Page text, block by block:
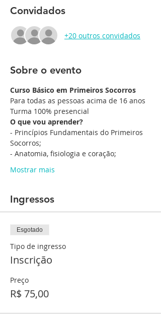
Convidados
+20 outros convidados
Sobre o evento
Curso Básico em Primeiros Socorros
Para todas as pessoas acima de 16 anos
Turma 100% presencial
O que vou aprender?
- Princípios Fundamentais do Primeiros
Socorros;
- Anatomia, fisiologia e coração;
Mostrar mais
Ingressos
Esgotado
Tipo de ingresso
Inscrição
Preço
R$ 75,00